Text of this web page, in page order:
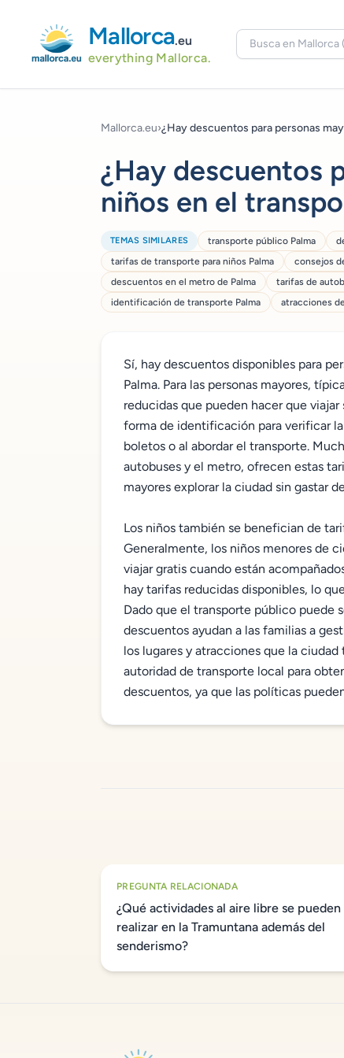
Mallorca.eu
everything Mallorca.
Mallorca.eu›¿Hay descuentos para personas
¿Hay descuentos
niños en el
TEMAS SIMILARES transporte público Palma
tarifas de transporte para niños Palma
consejos
descuentos en el metro de Palma
tarifas de
identificación de transporte Palma
atracciones
Sí, hay descuentos disponibles para
Palma. Para las personas mayores,
reducidas que pueden hacer que viajar
forma de identificación para verificar
boletos o al abordar el transporte.
autobuses y el metro, ofrecen estas
mayores explorar la ciudad sin gastar
Los niños también se benefician de
Generalmente, los niños menores de
viajar gratis cuando están
hay tarifas reducidas disponibles, lo
Dado que el transporte público puede
descuentos ayudan a las familias a
los lugares y atracciones que la
autoridad de transporte local para
descuentos, ya que las políticas
PREGUNTA RELACIONADA
¿Qué actividades al aire libre se pueden
realizar en la Tramuntana además del
senderismo?